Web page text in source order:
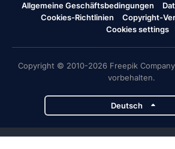
Allgemeine Geschäftsbedingungen
Cookies-Richtlinien
Copyright-
Cookies settings
Copyright © 2010-2026 Freepik
vorbehalten.
Deutsch